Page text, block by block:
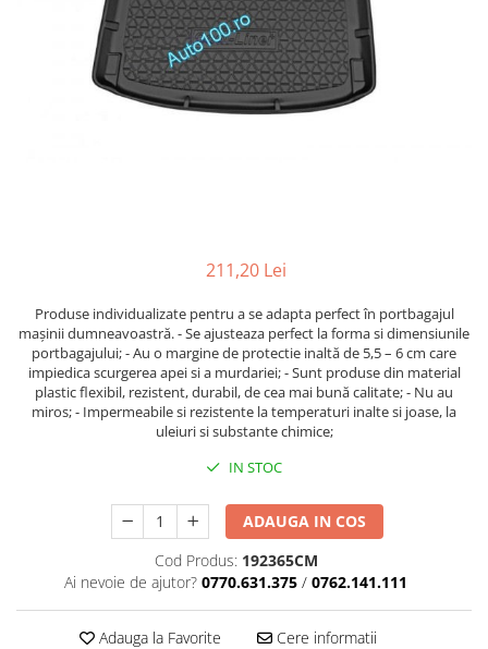
211,20 Lei
Produse individualizate pentru a se adapta perfect în portbagajul
maşinii dumneavoastră. - Se ajusteaza perfect la forma si dimensiunile
portbagajului; - Au o margine de protectie inaltă de 5,5 – 6 cm care
impiedica scurgerea apei si a murdariei; - Sunt produse din material
plastic flexibil, rezistent, durabil, de cea mai bună calitate; - Nu au
miros; - Impermeabile si rezistente la temperaturi inalte si joase, la
uleiuri si substante chimice;
IN STOC
ADAUGA IN COS
Cod Produs: 192365CM
Ai nevoie de ajutor? 0770.631.375 / 0762.141.111
Adauga la Favorite Cere informatii